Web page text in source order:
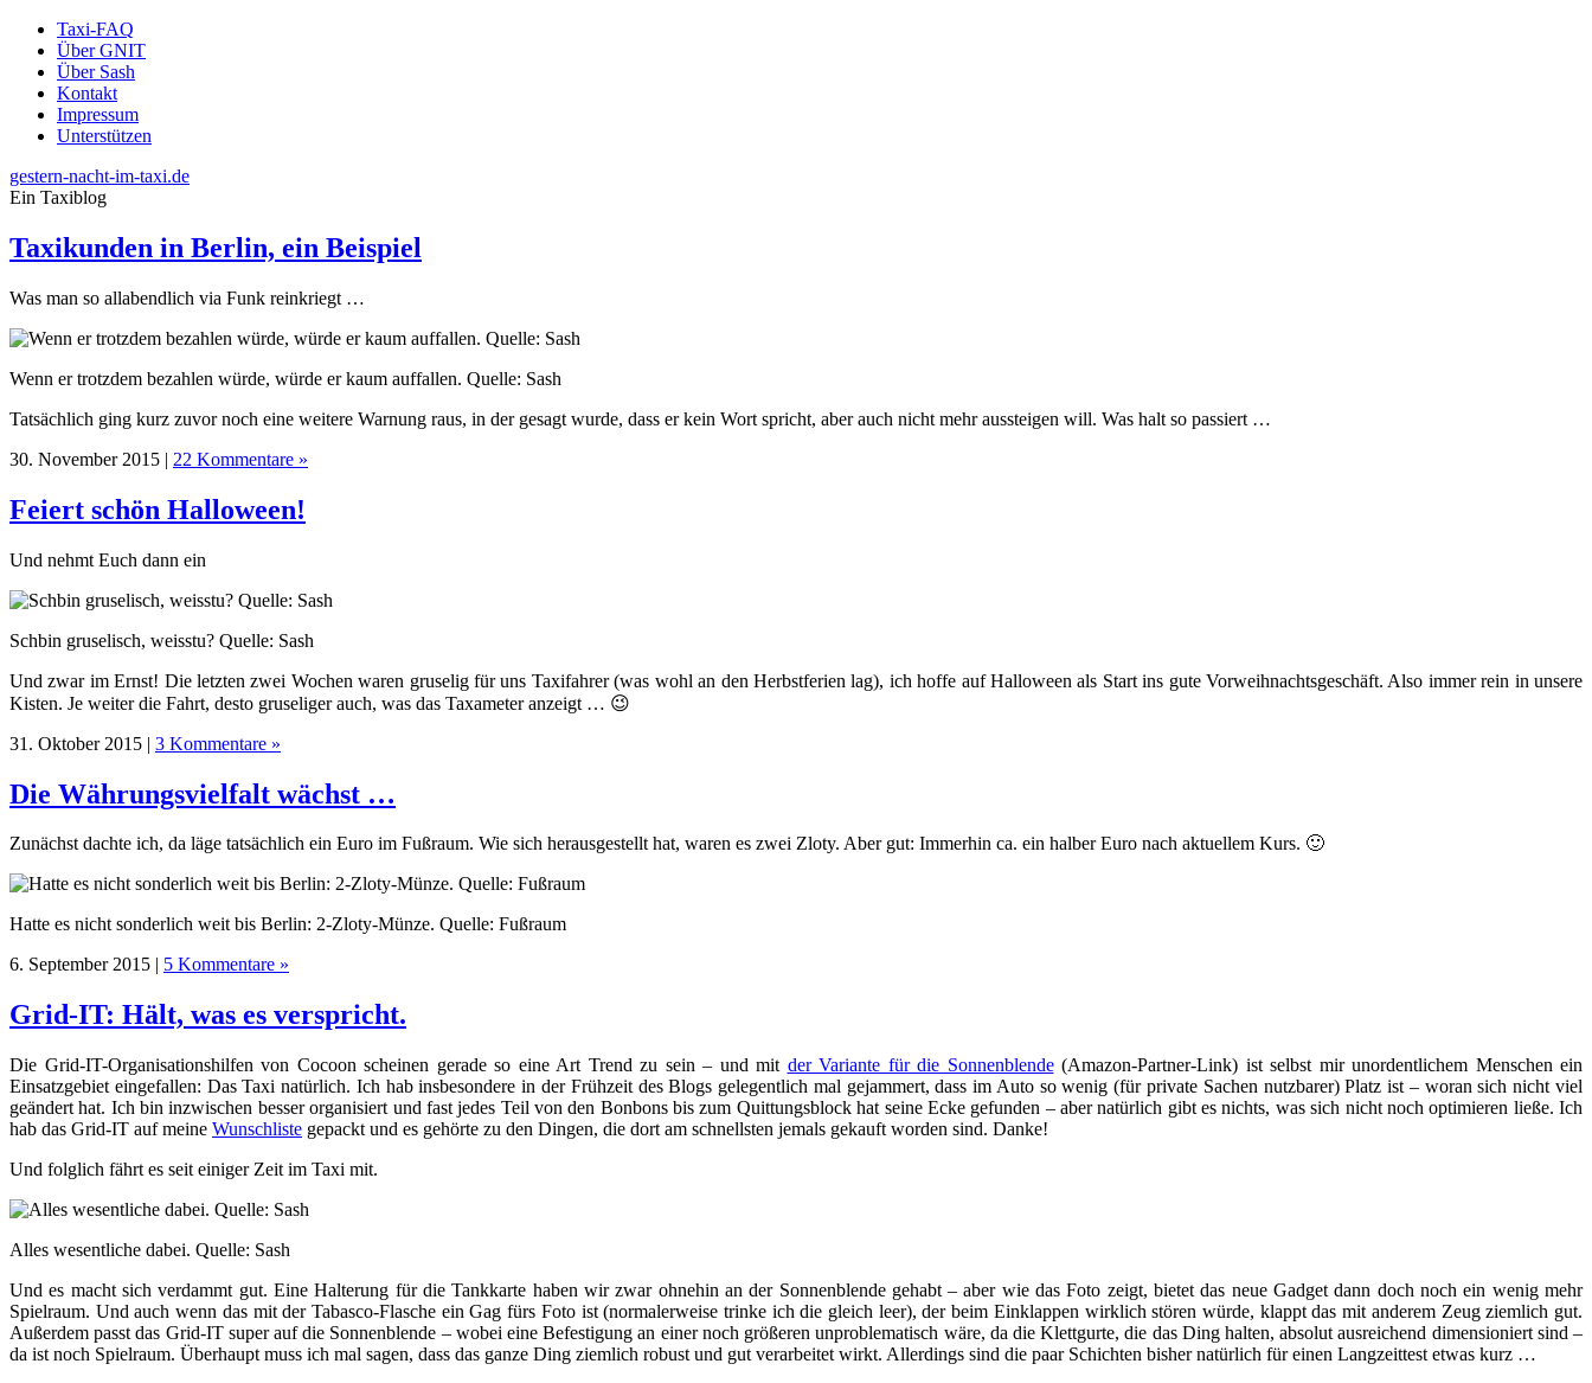
Taxi-FAQ
Über GNIT
Über Sash
Kontakt
Impressum
Unterstützen
gestern-nacht-im-taxi.de
Ein Taxiblog
Taxikunden in Berlin, ein Beispiel
Was man so allabendlich via Funk reinkriegt …
Wenn er trotzdem bezahlen würde, würde er kaum auffallen. Quelle: Sash
Tatsächlich ging kurz zuvor noch eine weitere Warnung raus, in der gesagt wurde, dass er kein Wort spricht, aber auch nicht mehr aussteigen will. Was halt so passiert …
30. November 2015 | 22 Kommentare »
Feiert schön Halloween!
Und nehmt Euch dann ein
Schbin gruselisch, weisstu? Quelle: Sash
Und zwar im Ernst! Die letzten zwei Wochen waren gruselig für uns Taxifahrer (was wohl an den Herbstferien lag), ich hoffe auf Halloween als Start ins gute Vorweihnachtsgeschäft. Also immer rein in unsere
Kisten. Je weiter die Fahrt, desto gruseliger auch, was das Taxameter anzeigt … 😉
31. Oktober 2015 | 3 Kommentare »
Die Währungsvielfalt wächst …
Zunächst dachte ich, da läge tatsächlich ein Euro im Fußraum. Wie sich herausgestellt hat, waren es zwei Zloty. Aber gut: Immerhin ca. ein halber Euro nach aktuellem Kurs. 🙂
Hatte es nicht sonderlich weit bis Berlin: 2-Zloty-Münze. Quelle: Fußraum
6. September 2015 | 5 Kommentare »
Grid-IT: Hält, was es verspricht.
Die Grid-IT-Organisationshilfen von Cocoon scheinen gerade so eine Art Trend zu sein – und mit der Variante für die Sonnenblende(Amazon-Partner-Link) ist selbst mir unordentlichem Menschen ein
Einsatzgebiet eingefallen: Das Taxi natürlich. Ich hab insbesondere in der Frühzeit des Blogs gelegentlich mal gejammert, dass im Auto so wenig (für private Sachen nutzbarer) Platz ist – woran sich nicht viel
geändert hat. Ich bin inzwischen besser organisiert und fast jedes Teil von den Bonbons bis zum Quittungsblock hat seine Ecke gefunden – aber natürlich gibt es nichts, was sich nicht noch optimieren ließe. Ich
hab das Grid-IT auf meine Wunschliste gepackt und es gehörte zu den Dingen, die dort am schnellsten jemals gekauft worden sind. Danke!
Und folglich fährt es seit einiger Zeit im Taxi mit.
Alles wesentliche dabei. Quelle: Sash
Und es macht sich verdammt gut. Eine Halterung für die Tankkarte haben wir zwar ohnehin an der Sonnenblende gehabt – aber wie das Foto zeigt, bietet das neue Gadget dann doch noch ein wenig mehr
Spielraum. Und auch wenn das mit der Tabasco-Flasche ein Gag fürs Foto ist (normalerweise trinke ich die gleich leer), der beim Einklappen wirklich stören würde, klappt das mit anderem Zeug ziemlich gut.
Außerdem passt das Grid-IT super auf die Sonnenblende – wobei eine Befestigung an einer noch größeren unproblematisch wäre, da die Klettgurte, die das Ding halten, absolut ausreichend dimensioniert sind –
da ist noch Spielraum. Überhaupt muss ich mal sagen, dass das ganze Ding ziemlich robust und gut verarbeitet wirkt. Allerdings sind die paar Schichten bisher natürlich für einen Langzeittest etwas kurz …